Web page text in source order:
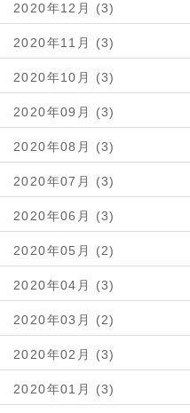
2020年12月 (3)
2020年11月 (3)
2020年10月 (3)
2020年09月 (3)
2020年08月 (3)
2020年07月 (3)
2020年06月 (3)
2020年05月 (2)
2020年04月 (3)
2020年03月 (2)
2020年02月 (3)
2020年01月 (3)